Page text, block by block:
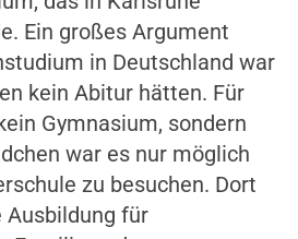
Ein großes Argument
in Deutschland war
kein Abitur hätten. Für
Gymnasium, sondern
war es nur möglich
zu besuchen. Dort
Ausbildung für